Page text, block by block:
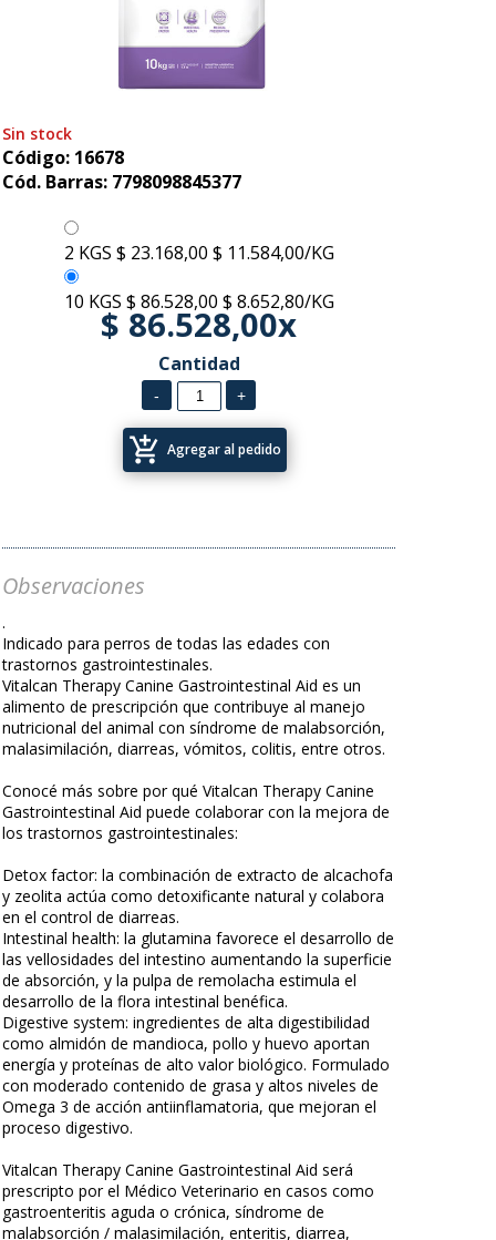
Sin stock
Código: 16678
Cód. Barras: 7798098845377
2 KGS $ 23.168,00 $ 11.584,00/KG
10 KGS $ 86.528,00 $ 8.652,80/KG
$ 86.528,00x
Cantidad
add_shopping_cart Agregar al pedido
Observaciones
.
Indicado para perros de todas las edades con
trastornos gastrointestinales.
Vitalcan Therapy Canine Gastrointestinal Aid es un
alimento de prescripción que contribuye al manejo
nutricional del animal con síndrome de malabsorción,
malasimilación, diarreas, vómitos, colitis, entre otros.
Conocé más sobre por qué Vitalcan Therapy Canine
Gastrointestinal Aid puede colaborar con la mejora de
los trastornos gastrointestinales:
Detox factor: la combinación de extracto de alcachofa
y zeolita actúa como detoxificante natural y colabora
en el control de diarreas.
Intestinal health: la glutamina favorece el desarrollo de
las vellosidades del intestino aumentando la superficie
de absorción, y la pulpa de remolacha estimula el
desarrollo de la flora intestinal benéfica.
Digestive system: ingredientes de alta digestibilidad
como almidón de mandioca, pollo y huevo aportan
energía y proteínas de alto valor biológico. Formulado
con moderado contenido de grasa y altos niveles de
Omega 3 de acción antiinflamatoria, que mejoran el
proceso digestivo.
Vitalcan Therapy Canine Gastrointestinal Aid será
prescripto por el Médico Veterinario en casos como
gastroenteritis aguda o crónica, síndrome de
malabsorción / malasimilación, enteritis, diarrea,